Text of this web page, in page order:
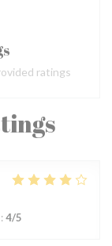
: 4/5
ratings